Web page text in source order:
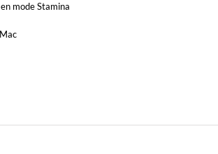
mode Stamina